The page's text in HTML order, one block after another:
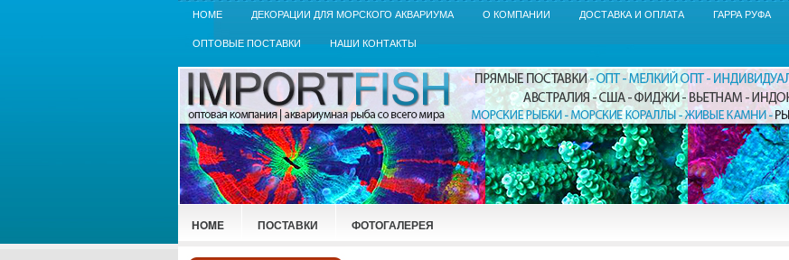
HOME ДЕКОРАЦИИ ДЛЯ МОРСКОГО АКВАРИУМА О КОМПАНИИ ДОСТАВКА И ОПЛАТА ГАРРА РУФА
ОПТОВЫЕ ПОСТАВКИ НАШИ КОНТАКТЫ
HOME ПОСТАВКИ ФОТОГАЛЕРЕЯ